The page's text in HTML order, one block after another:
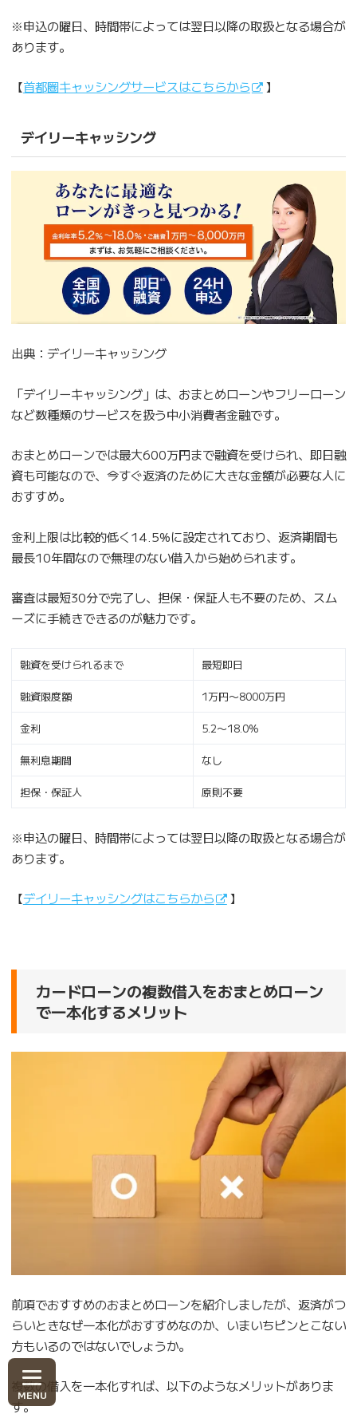
※申込の曜日、時間帯によっては翌日以降の取扱となる場合が
あります。
【首都圏キャッシングサービスはこちらから 】
デイリーキャッシング
出典：デイリーキャッシング
「デイリーキャッシング」は、おまとめローンやフリーローン
など数種類のサービスを扱う中小消費者金融です。
おまとめローンでは最大600万円まで融資を受けられ、即日融
資も可能なので、今すぐ返済のために大きな金額が必要な人に
おすすめ。
金利上限は比較的低く14.5%に設定されており、返済期間も
最長10年間なので無理のない借入から始められます。
審査は最短30分で完了し、担保・保証人も不要のため、スム
ーズに手続きできるのが魅力です。
融資を受けられるまで 最短即日
融資限度額 1万円〜8000万円
金利 5.2〜18.0%
無利息期間 なし
担保・保証人 原則不要
※申込の曜日、時間帯によっては翌日以降の取扱となる場合が
あります。
【デイリーキャッシングはこちらから 】
カードローンの複数借入をおまとめローン
で一本化するメリット
前項でおすすめのおまとめローンを紹介しましたが、返済がつ
らいときなぜ一本化がおすすめなのか、いまいちピンとこない
方もいるのではないでしょうか。
複数の借入を一本化すれば、以下のようなメリットがありま
す。